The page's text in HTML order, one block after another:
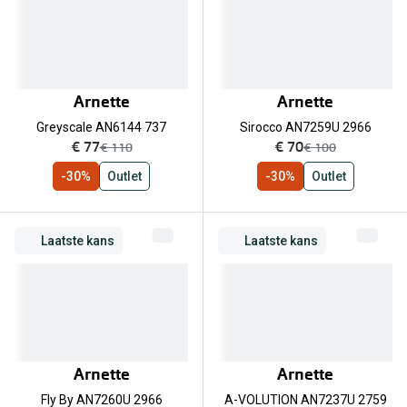
Michael Kors
Emporio Armani
Alle brillen merken
Online
Doe de
Arnette
Greyscale AN6144 737
nu:
€ 77was:
€ 110
-30% Outlet
Arnette
Sirocco AN7259U 2966
nu:
€ 70was:
€ 100
-30% Outlet
Laatste kans
Arnette
Fly By AN7260U 2966
Laatste kans
Arnette
A-VOLUTION AN7237U 2759